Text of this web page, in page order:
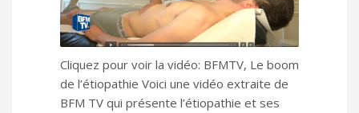
Cliquez pour voir la vidéo: BFMTV, Le boom
de l’étiopathie Voici une vidéo extraite de
BFM TV qui présente l’étiopathie et ses